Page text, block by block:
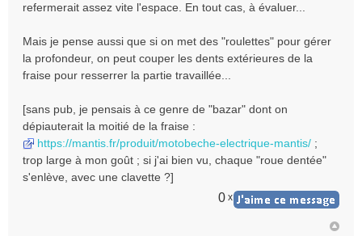
n
u
refermerait assez vite l'espace. En tout cas, à évaluer...
Mais je pense aussi que si on met des "roulettes" pour gérer
la profondeur, on peut couper les dents extérieures de la
fraise pour resserrer la partie travaillée...
[sans pub, je pensais à ce genre de "bazar" dont on
dépiauterait la moitié de la fraise :
https://mantis.fr/produit/motobeche-electrique-mantis/ ;
trop large à mon goût ; si j'ai bien vu, chaque "roue dentée"
s'enlève, avec une clavette ?]
0 x